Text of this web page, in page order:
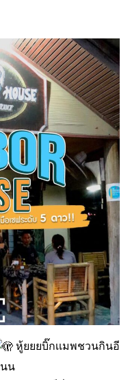
หู้ยยยบิ๊กเเมพชวนกินอี
น